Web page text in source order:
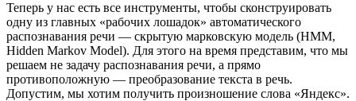
Теперь у нас есть все инструменты, чтобы сконструировать
одну из главных «рабочих лошадок» автоматического
распознавания речи — скрытую марковскую модель (HMM,
Hidden Markov Model). Для этого на время представим, что мы
решаем не задачу распознавания речи, а прямо
противоположную — преобразование текста в речь.
Допустим, мы хотим получить произношение слова «Яндекс».